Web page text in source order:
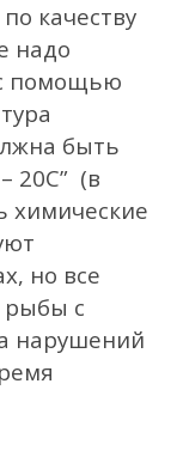
качеству
надо
помощью
быть
20С” (в
химические
но все
рыбы с
нарушений